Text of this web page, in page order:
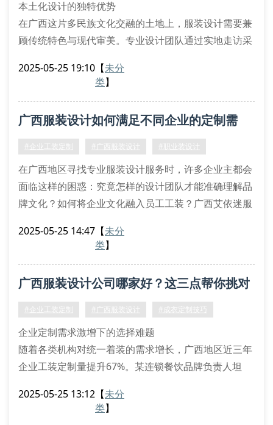
本土化设计的独特优势
在广西这片多民族文化交融的土地上，服装设计需要兼
顾传统特色与现代审美。专业设计团队通过实地走访采
进行创新转化。这种设计流程不仅保留了文化记忆，更
从初次沟通到成品交付，我们建立了标准化的定制服务
流程：
2025-05-25 19:10 【未分
类】
广西服装设计如何满足不同企业的定制需
求？
#企业工装定制 #广西服装设计 #职业装设计
在广西地区寻找专业服装设计服务时，许多企业主都会
面临这样的困惑：究竟怎样的设计团队才能准确理解品
牌文化？如何将企业文化融入员工工装？广西艾依迷服
解决方案。
分析、行业特征比对、员工体型采样，确保每套设计方
案都包含专属品牌元素。近期为某连锁餐饮品牌设计的
2025-05-25 14:47 【未分
类】
广西服装设计公司哪家好？这三点帮你挑对
合作方
#企业工装定制 #广西服装设计 #成衣定制技巧
企业定制需求激增下的选择难题
随着各类机构对统一着装的需求增长，广西地区近三年
企业工装定制量提升67%。某连锁餐饮品牌负责人坦
工工作效率”。如何选择靠谱的服装设计服务商，成为
2025-05-25 13:12 【未分
类】